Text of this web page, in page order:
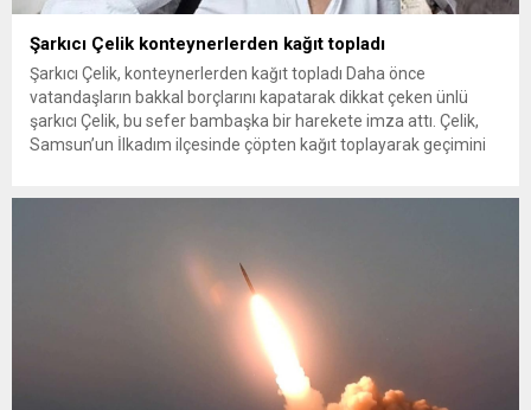
Şarkıcı Çelik konteynerlerden kağıt topladı
Şarkıcı Çelik, konteynerlerden kağıt topladı Daha önce
vatandaşların bakkal borçlarını kapatarak dikkat çeken ünlü
şarkıcı Çelik, bu sefer bambaşka bir harekete imza attı. Çelik,
Samsun’un İlkadım ilçesinde çöpten kağıt toplayarak geçimini